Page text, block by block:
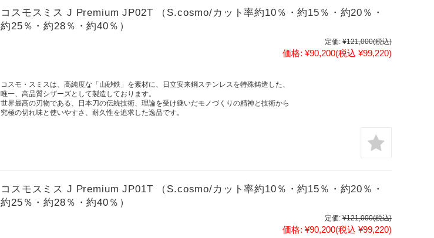
コスモスミス J Premium JP02T （S.cosmo/カット率約10％・約15％・約20％・
約25％・約28％・約40％）
定価: ¥121,000(税込)
価格: ¥90,200(税込 ¥99,220)
コスモ・スミスは、高純度な「山砂鉄」を素材に、日立安来鋼ステンレスを特殊鋳造した、
唯一、高品質シザーズとして製造しております。
世界最高の刃物である、日本刀の伝統技術、理論を受け継いだモノづくりの精神と技術から
究極の切れ味と使いやすさ、耐久性を追求した逸品です。
コスモスミス J Premium JP01T （S.cosmo/カット率約10％・約15％・約20％・
約25％・約28％・約40％）
定価: ¥121,000(税込)
価格: ¥90,200(税込 ¥99,220)